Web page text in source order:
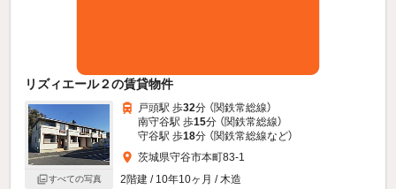
リズィエール２の賃貸物件
すべての写真
戸頭駅 歩32分 （関鉄常総線）
南守谷駅 歩15分 （関鉄常総線）
守谷駅 歩18分 （関鉄常総線など）
茨城県守谷市本町83-1
2階建 / 10年10ヶ月 / 木造